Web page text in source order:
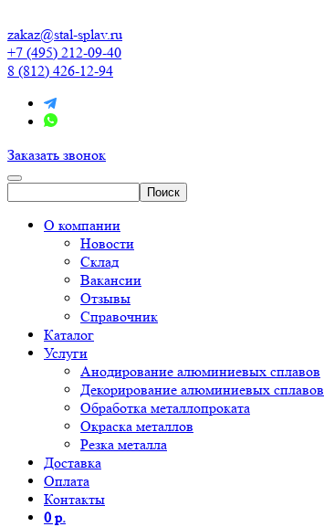
zakaz@stal-splav.ru
+7 (495) 212-09-40
8 (812) 426-12-94
Заказать звонок
О компании
Новости
Склад
Вакансии
Отзывы
Справочник
Каталог
Услуги
Анодирование алюминиевых сплавов
Декорирование алюминиевых сплавов
Обработка металлопроката
Окраска металлов
Резка металла
Доставка
Оплата
Контакты
0 р.